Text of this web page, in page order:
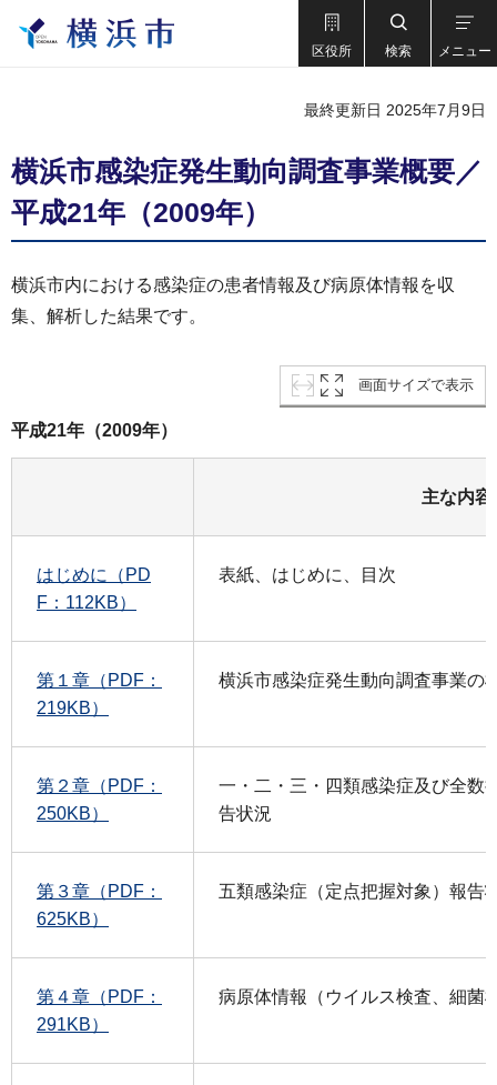
区役所 検索 メニュー
最終更新日 2025年7月9日
横浜市感染症発生動向調査事業概要／
平成21年（2009年）
横浜市内における感染症の患者情報及び病原体情報を収
集、解析した結果です。
画面サイズで表示
平成21年（2009年）
主な内容
はじめに（PD
F：112KB）
表紙、はじめに、目次
第１章（PDF：
219KB）
横浜市感染症発生動向調査事業の
第２章（PDF：
250KB）
一・二・三・四類感染症及び全数
告状況
第３章（PDF：
625KB）
五類感染症（定点把握対象）報告
第４章（PDF：
291KB）
病原体情報（ウイルス検査、細菌